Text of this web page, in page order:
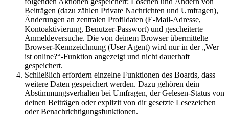
Beiträgen (dazu zählen Private Nachrichten und Umfragen),
Änderungen an zentralen Profildaten (E-Mail-Adresse,
Kontoaktivierung, Benutzer-Passwort) und gescheiterte
Anmeldeversuche. Die von deinem Browser übermittelte
Browser-Kennzeichnung (User Agent) wird nur in der „Wer
ist online?“-Funktion angezeigt und nicht dauerhaft
gespeichert.
Schließlich erfordern einzelne Funktionen des Boards, dass
weitere Daten gespeichert werden. Dazu gehören dein
Abstimmungsverhalten bei Umfragen, der Gelesen-Status von
deinen Beiträgen oder explizit von dir gesetzte Lesezeichen
oder Benachrichtigungsfunktionen.